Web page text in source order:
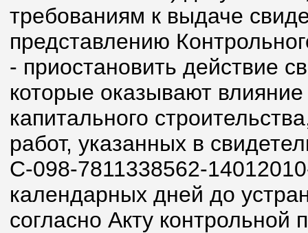
требованиям к выдаче
представлению
- приостановить действие
которые оказывают
капитального
работ, указанных в
С-098-7811338562-
календарных дней до
согласно Акту контрольной